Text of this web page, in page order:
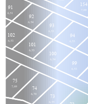
6,55
73
6,70
74
7,69
75
6,51
91
6,54
92
6,53
93
6,53
94
6,53
99
6,54
100
6,53
101
6,53
102
7,09
154